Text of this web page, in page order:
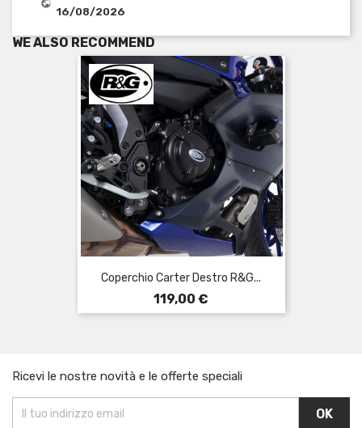
16/08/2026
WE ALSO RECOMMEND
Coperchio Carter Destro R&G...
Prezzo
119,00 €
Ricevi le nostre novità e le offerte speciali